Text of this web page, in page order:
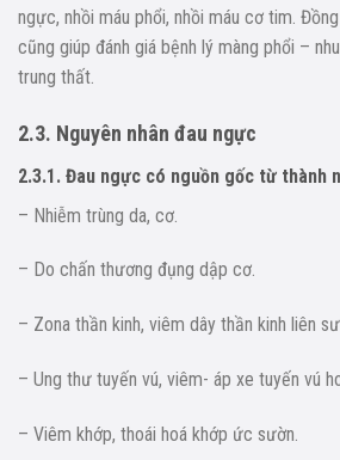
ngực, nhồi máu phổi, nhồi máu cơ tim.
cũng giúp đánh giá bệnh lý màng phổi –
trung thất.
2.3. Nguyên nhân đau ngực
2.3.1. Đau ngực có nguồn gốc từ thành
– Nhiễm trùng da, cơ.
– Do chấn thương đụng dập cơ.
– Zona thần kinh, viêm dây thần kinh liên
– Ung thư tuyến vú, viêm- áp xe tuyến vú
– Viêm khớp, thoái hoá khớp ức sườn.